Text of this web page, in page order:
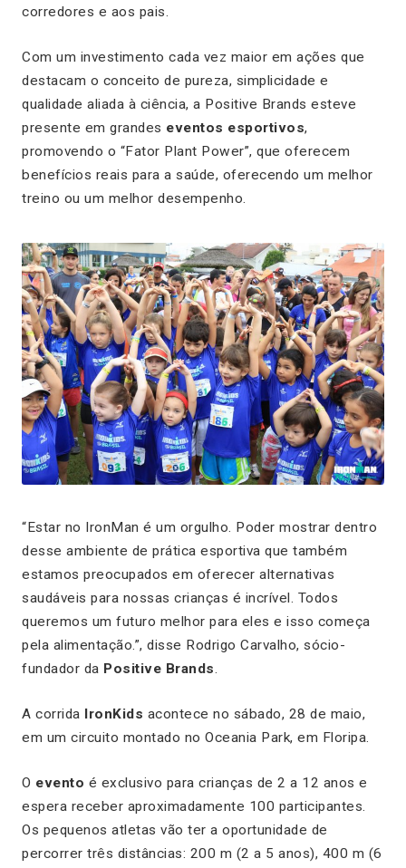
corredores e aos pais.
Com um investimento cada vez maior em ações que
destacam o conceito de pureza, simplicidade e
qualidade aliada à ciência, a Positive Brands esteve
presente em grandes eventos esportivos,
promovendo o “Fator Plant Power”, que oferecem
benefícios reais para a saúde, oferecendo um melhor
treino ou um melhor desempenho.
“Estar no IronMan é um orgulho. Poder mostrar dentro
desse ambiente de prática esportiva que também
estamos preocupados em oferecer alternativas
saudáveis para nossas crianças é incrível. Todos
queremos um futuro melhor para eles e isso começa
pela alimentação.”, disse Rodrigo Carvalho, sócio-
fundador da Positive Brands.
A corrida IronKids acontece no sábado, 28 de maio,
em um circuito montado no Oceania Park, em Floripa.
O evento é exclusivo para crianças de 2 a 12 anos e
espera receber aproximadamente 100 participantes.
Os pequenos atletas vão ter a oportunidade de
percorrer três distâncias: 200 m (2 a 5 anos), 400 m (6